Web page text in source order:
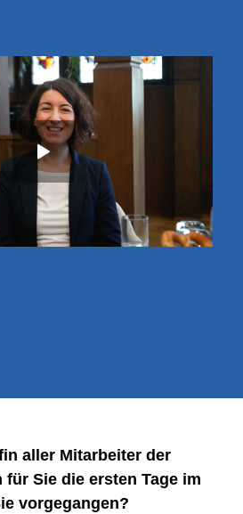
aller Mitarbeiter der
für Sie die ersten Tage im
vorgegangen?